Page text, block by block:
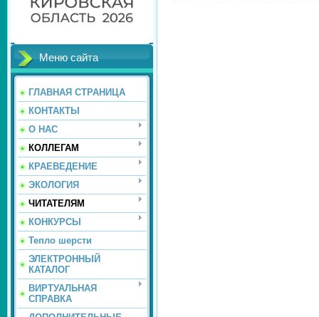
Меню сайта
ГЛАВНАЯ СТРАНИЦА
КОНТАКТЫ
О НАС
КОЛЛЕГАМ
КРАЕВЕДЕНИЕ
ЭКОЛОГИЯ
ЧИТАТЕЛЯМ
КОНКУРСЫ
Тепло шерсти
ЭЛЕКТРОННЫЙ
КАТАЛОГ
ВИРТУАЛЬНАЯ
СПРАВКА